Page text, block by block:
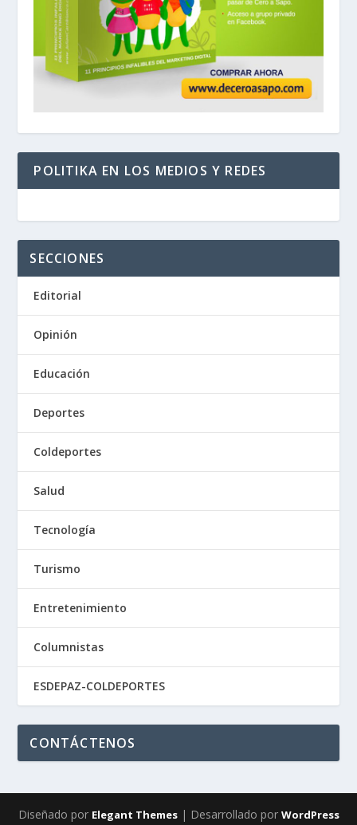
POLITIKA EN LOS MEDIOS Y REDES
SECCIONES
Editorial
Opinión
Educación
Deportes
Coldeportes
Salud
Tecnología
Turismo
Entretenimiento
Columnistas
ESDEPAZ-COLDEPORTES
CONTÁCTENOS
Diseñado por Elegant Themes| Desarrollado por WordPress